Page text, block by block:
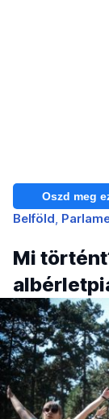
Oszd meg
Belföld
Mi